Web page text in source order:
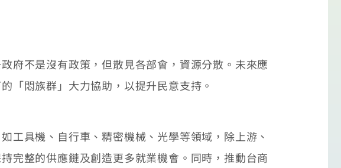
不是沒有政策，但散見各部會，資源分散。未來應
「悶族群」大力協助，以提升民意支持。
具機、自行車、精密機械、光學等領域，除上游、
完整的供應鏈及創造更多就業機會。同時，推動台商